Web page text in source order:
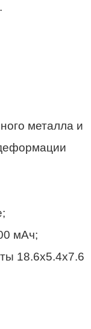
металла и
мАч;
18.6х5.4х7.6